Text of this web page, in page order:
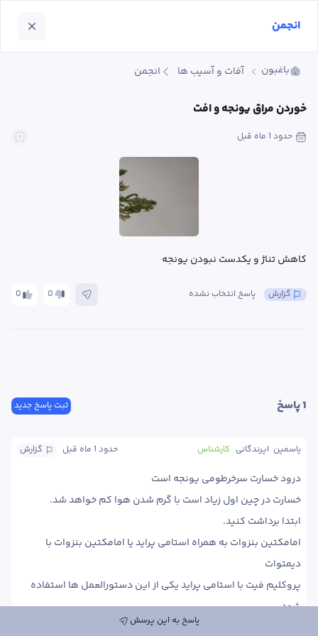
باغبون آفات و آسیب ها انجمن
خوردن مراق یونجه و افت
حدود 1 ماه قبل
کاهش تناژ و یکدست نبودن یونجه
0 0 پاسخ انتخاب نشده گزارش
ثبت پاسخ جدید 1 پاسخ
گزارش حدود 1 ماه قبل کارشناس یاسمین  ایرندگانی
پاسخ به این پرسش
انجمن